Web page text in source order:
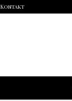
Kontakt